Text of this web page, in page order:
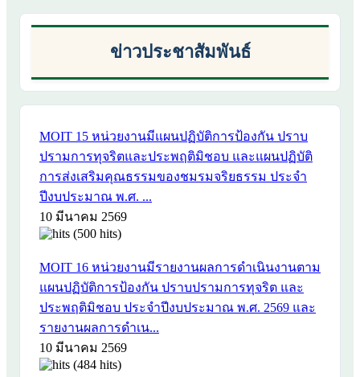
ข่าวประชาสัมพันธ์
MOIT 15 หน่วยงานมีแผนปฏิบัติการป้องกัน ปราบ
ปรามการทุจริตและประพฤติมิชอบ และแผนปฏิบัติ
การส่งเสริมคุณธรรมของชมรมจริยธรรม ประจำ
ปีงบประมาณ พ.ศ. ...
10 มีนาคม 2569
(500 hits)
MOIT 16 หน่วยงานมีรายงานผลการดำเนินงานตาม
แผนปฏิบัติการป้องกัน ปราบปรามการทุจริต และ
ประพฤติมิชอบ ประจำปีงบประมาณ พ.ศ. 2569 และ
รายงานผลการดำเน...
10 มีนาคม 2569
(484 hits)